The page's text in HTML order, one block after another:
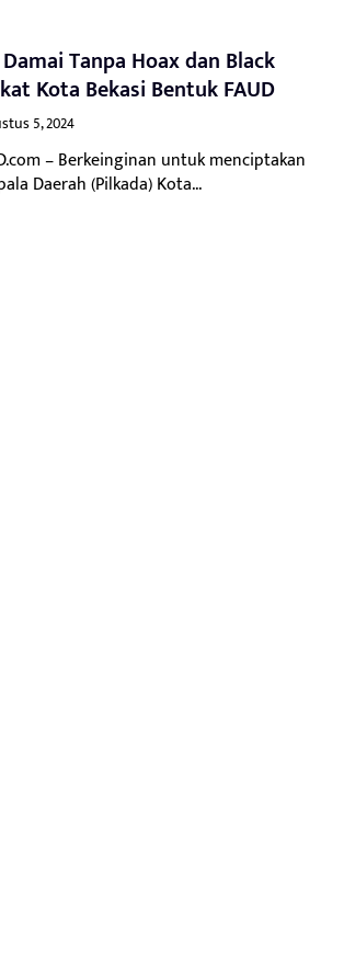
Tanpa Hoax dan Black
Kota Bekasi Bentuk FAUD
5, 2024
– Berkeinginan untuk menciptakan
Daerah (Pilkada) Kota...